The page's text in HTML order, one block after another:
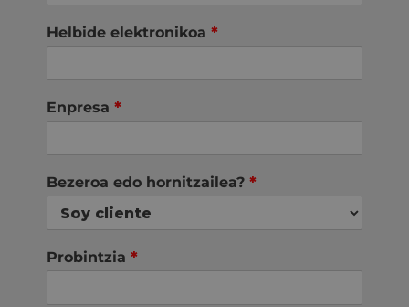
Helbide elektronikoa *
Enpresa *
Bezeroa edo hornitzailea? *
Probintzia *